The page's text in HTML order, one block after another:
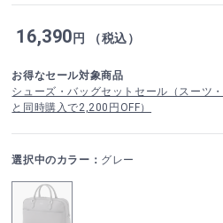
16,390円 （税込）
お得なセール対象商品
シューズ・バッグセットセール（スーツ
と同時購入で2,200円OFF）
選択中のカラー： グレー